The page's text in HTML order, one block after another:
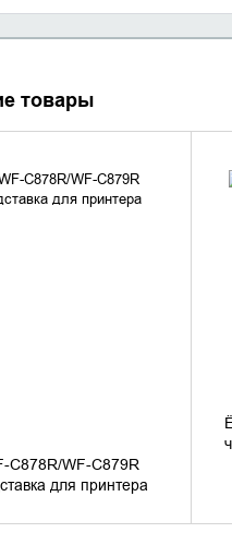
товары
C878R/WF-C879R
для принтера
УТОЧНИТЬ НАЛИЧИЕ